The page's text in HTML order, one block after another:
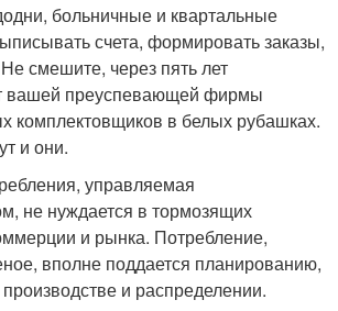
больничные и квартальные
счета, формировать заказы,
смешите, через пять лет
вашей преуспевающей фирмы
комплектовщиков в белых рубашках.
и они.
управляемая
не нуждается в тормозящих
и рынка. Потребление,
вполне поддается планированию,
и распределении.